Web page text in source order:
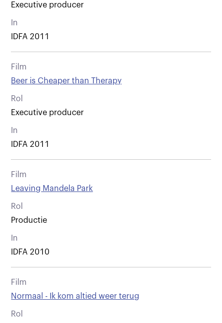
Executive producer
In
IDFA 2011
Film
Beer is Cheaper than Therapy
Rol
Executive producer
In
IDFA 2011
Film
Leaving Mandela Park
Rol
Productie
In
IDFA 2010
Film
Normaal - Ik kom altied weer terug
Rol